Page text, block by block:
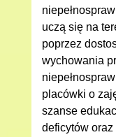
uczą się na
poprzez
wychowania
placówki o
szanse
deficytów